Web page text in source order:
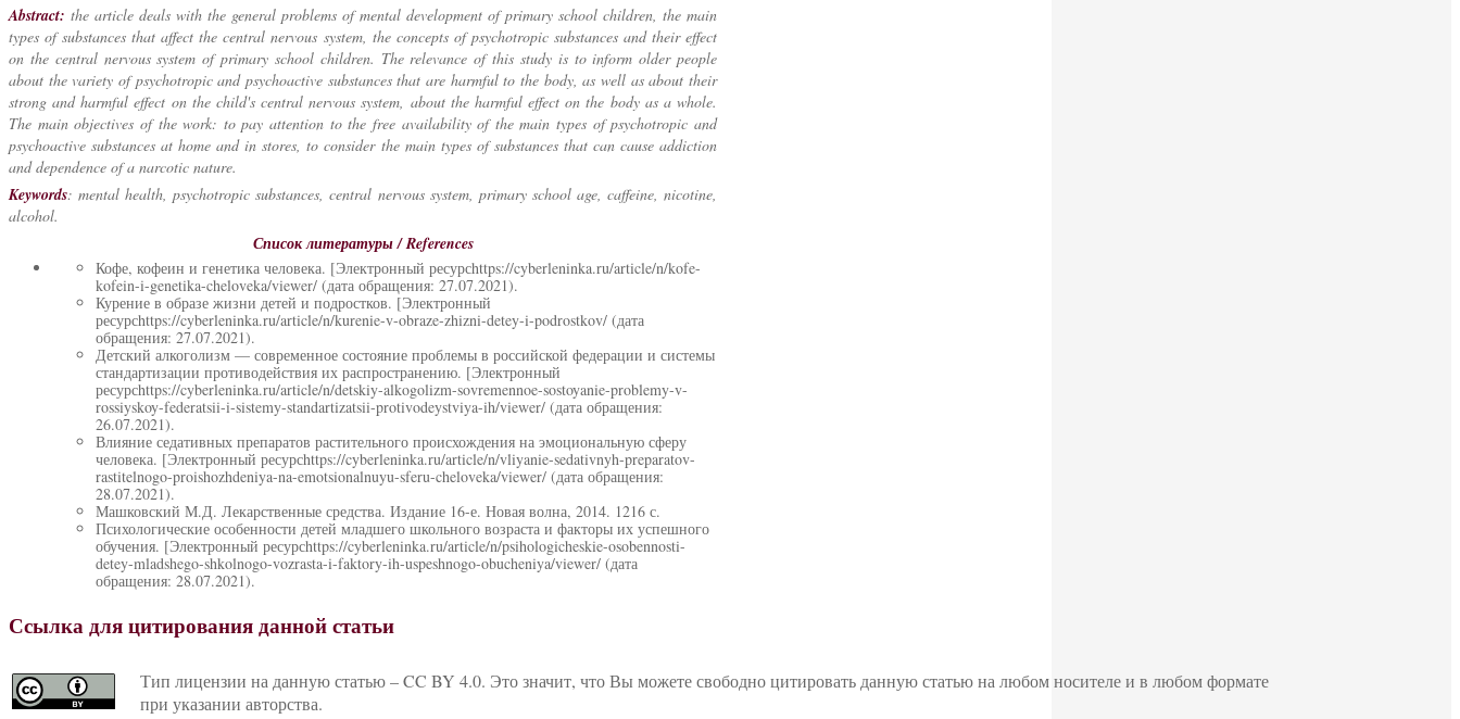
Abstract: the article deals with the general problems of mental development of primary school children, the main
types of substances that affect the central nervous system, the concepts of psychotropic substances and their effect
on the central nervous system of primary school children. The relevance of this study is to inform older people
about the variety of psychotropic and psychoactive substances that are harmful to the body, as well as about their
strong and harmful effect on the child's central nervous system, about the harmful effect on the body as a whole.
The main objectives of the work: to pay attention to the free availability of the main types of psychotropic and
psychoactive substances at home and in stores, to consider the main types of substances that can cause addiction
and dependence of a narcotic nature.
Keywords: mental health, psychotropic substances, central nervous system, primary school age, caffeine, nicotine,
alcohol.
Список литературы / References
Кофе, кофеин и генетика человека. [Электронный ресурсhttps://cyberleninka.ru/article/n/kofe-
kofein-i-genetika-cheloveka/viewer/ (дата обращения: 27.07.2021).
Курение в образе жизни детей и подростков. [Электронный
ресурсhttps://cyberleninka.ru/article/n/kurenie-v-obraze-zhizni-detey-i-podrostkov/ (дата
обращения: 27.07.2021).
Детский алкоголизм — современное состояние проблемы в российской федерации и системы
стандартизации противодействия их распространению. [Электронный
ресурсhttps://cyberleninka.ru/article/n/detskiy-alkogolizm-sovremennoe-sostoyanie-problemy-v-
rossiyskoy-federatsii-i-sistemy-standartizatsii-protivodeystviya-ih/viewer/ (дата обращения:
26.07.2021).
Влияние седативных препаратов растительного происхождения на эмоциональную сферу
человека. [Электронный ресурсhttps://cyberleninka.ru/article/n/vliyanie-sedativnyh-preparatov-
rastitelnogo-proishozhdeniya-na-emotsionalnuyu-sferu-cheloveka/viewer/ (дата обращения:
28.07.2021).
Машковский М.Д. Лекарственные средства. Издание 16-е. Новая волна, 2014. 1216 с.
Психологические особенности детей младшего школьного возраста и факторы их успешного
обучения. [Электронный ресурсhttps://cyberleninka.ru/article/n/psihologicheskie-osobennosti-
detey-mladshego-shkolnogo-vozrasta-i-faktory-ih-uspeshnogo-obucheniya/viewer/ (дата
обращения: 28.07.2021).
Ссылка для цитирования данной статьи
Тип лицензии на данную статью – CC BY 4.0. Это значит, что Вы можете свободно цитировать данную статью на любом носителе и в любом формате
при указании авторства.